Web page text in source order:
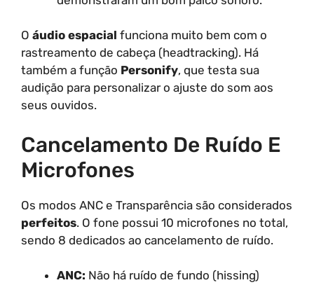
O áudio espacial funciona muito bem com o
rastreamento de cabeça (headtracking). Há
também a função Personify, que testa sua
audição para personalizar o ajuste do som aos
seus ouvidos.
Cancelamento De Ruído E
Microfones
Os modos ANC e Transparência são considerados
perfeitos. O fone possui 10 microfones no total,
sendo 8 dedicados ao cancelamento de ruído.
ANC: Não há ruído de fundo (hissing)